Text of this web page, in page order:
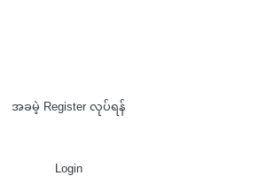
အခမဲ့ Register လုပ်ရန်
Login